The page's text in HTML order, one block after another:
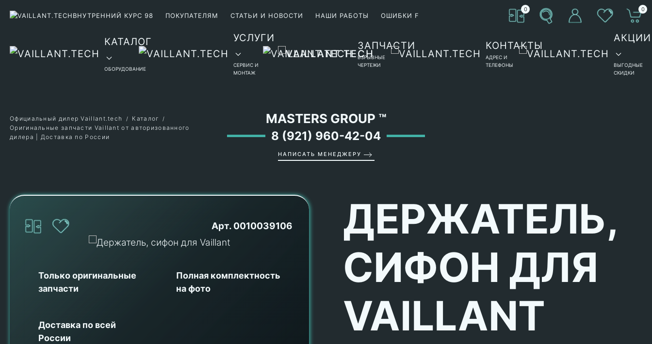
ВНУТРЕННИЙ КУРС 98 ПОКУПАТЕЛЯМ СТАТЬИ И НОВОСТИ НАШИ РАБОТЫ ОШИБКИ F
0 0
КАТАЛОГ
ОБОРУДОВАНИЕ
УСЛУГИ
СЕРВИС И
МОНТАЖ
ЗАПЧАСТИ
ВЗРЫВНЫЕ
ЧЕРТЕЖИ
КОНТАКТЫ
АДРЕС И
ТЕЛЕФОНЫ
АКЦИИ
ВЫГОДНЫЕ
СКИДКИ
MASTERS GROUP ™
8 (921) 960-42-04
НАПИСАТЬ МЕНЕДЖЕРУ
Официальный дилер Vaillant.tech
Каталог
Оригинальные запчасти Vaillant от авторизованного
дилера | Доставка по России
Арт. 0010039106
Только оригинальные
запчасти
Полная комплектность
на фото
Доставка по всей
России
ДЕРЖАТЕЛЬ,
СИФОН ДЛЯ
VAILLANT